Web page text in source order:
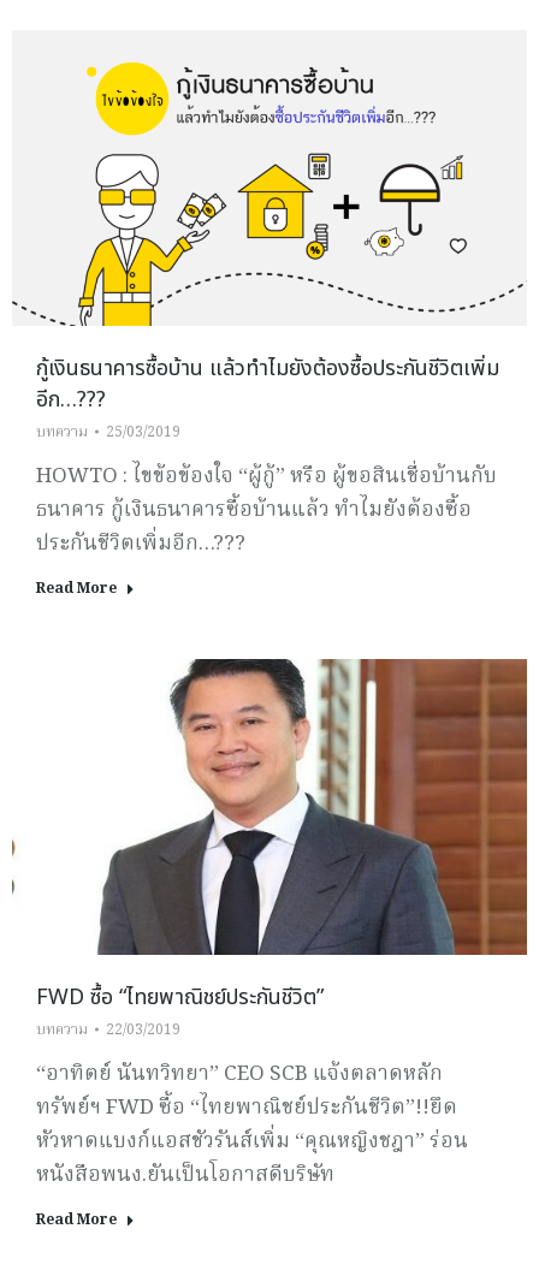
กู้เงินธนาคารซื้อบ้าน แล้วทำไมยังต้องซื้อประกันชีวิตเพิ่ม
อีก…???
บทความ 25/03/2019
HOWTO : ไขข้อข้องใจ “ผู้กู้” หรือ ผู้ขอสินเชื่อบ้านกับ
ธนาคาร กู้เงินธนาคารซื้อบ้านแล้ว ทำไมยังต้องซื้อ
ประกันชีวิตเพิ่มอีก…???
Read More
FWD ซื้อ “ไทยพาณิชย์ประกันชีวิต”
บทความ 22/03/2019
“อาทิตย์ นันทวิทยา” CEO SCB แจ้งตลาดหลัก
ทรัพย์ฯ FWD ซื้อ “ไทยพาณิชย์ประกันชีวิต”!!ยึด
หัวหาดแบงก์แอสชัวรันส์เพิ่ม “คุณหญิงชฎา” ร่อน
หนังสือพนง.ยันเป็นโอกาสดีบริษัท
Read More